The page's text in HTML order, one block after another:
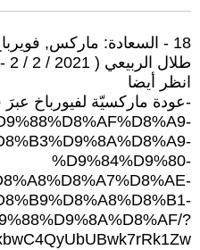
18 - السعادة: ماركس, فويرباخ, وفرويد!
طلال الربيعي ( 2021 / 2 / 2 - 06:24 )
انظر أيضا
-عودة ماركسيّة لفيورباخ عبرَ
%D9%84%D9%80-
?